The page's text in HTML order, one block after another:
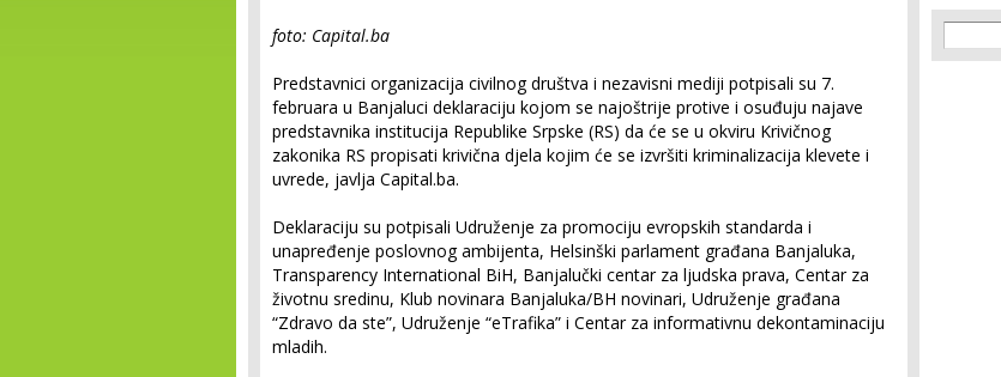
foto: Capital.ba
Predstavnici organizacija civilnog društva i nezavisni mediji potpisali su 7.
februara u Banjaluci deklaraciju kojom se najoštrije protive i osuđuju najave
predstavnika institucija Republike Srpske (RS) da će se u okviru Krivičnog
zakonika RS propisati krivična djela kojim će se izvršiti kriminalizacija klevete i
uvrede, javlja Capital.ba.
Deklaraciju su potpisali Udruženje za promociju evropskih standarda i
unapređenje poslovnog ambijenta, Helsinški parlament građana Banjaluka,
Transparency International BiH, Banjalučki centar za ljudska prava, Centar za
životnu sredinu, Klub novinara Banjaluka/BH novinari, Udruženje građana
“Zdravo da ste”, Udruženje “eTrafika” i Centar za informativnu dekontaminaciju
mladih.